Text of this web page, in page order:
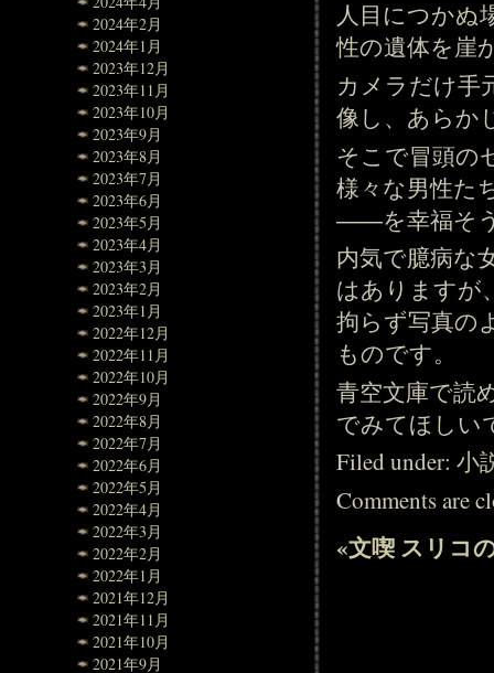
2024年2月
2024年1月
2023年12月
2023年11月
2023年10月
2023年9月
2023年8月
2023年7月
2023年6月
2023年5月
2023年4月
2023年3月
2023年2月
2023年1月
2022年12月
2022年11月
2022年10月
2022年9月
2022年8月
2022年7月
2022年6月
2022年5月
2022年4月
2022年3月
2022年2月
2022年1月
2021年12月
2021年11月
2021年10月
2021年9月
人目につかぬ
性の遺体を崖
カメラだけ手
像し、あらか
そこで冒頭の
様々な男性た
――を幸福そ
内気で臆病な
はありますが
拘らず写真の
ものです。
青空文庫で読
でみてほしい
Filed under:小
Comments are
«文喫スリコ